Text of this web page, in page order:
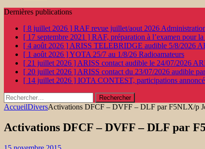
Dernières publications
[ 8 juillet 2026 ] RAF revue juillet/aout 2026
[ 17 septembre 2021 ] RAF, préparation à l’examen pour
[ 4 août 2026 ] ARISS TELEBRIDGE audible 5/8/2026
[ 1 août 2026 ]YOTA 25/7 au 1/8/26 Radioamateurs
[ 21 juillet 2026 ] ARISS contact audible le 24/07/2026
[ 20 juillet 2026 ] ARISS contact du 23/07/2026 audible
[ 14 juillet 2026 ] IOTA CONTEST, participations
Rechercher :
AccueilDiversActivations DFCF – DVFF – DLF par F5NLX/p
Activations DFCF – DVFF – DLF par